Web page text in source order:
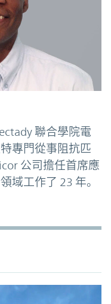
聯合學院電
專門從事阻抗匹
公司擔任首席應
域工作了 23 年。